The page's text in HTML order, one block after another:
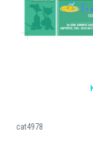
cat4978